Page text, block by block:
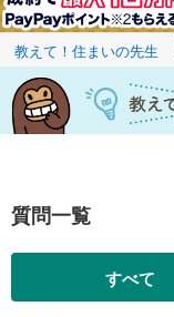
教えて！住まいの先生
質問一覧
すべて